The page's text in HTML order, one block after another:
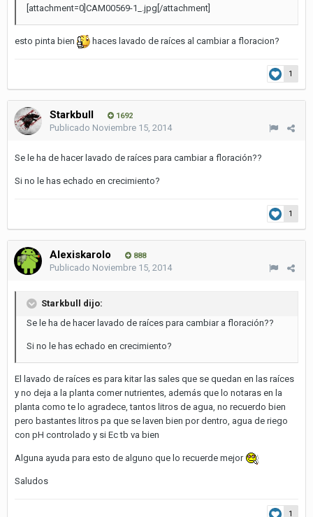
[attachment=0]CAM00569-1_.jpg[/attachment]
esto pinta bien haces lavado de raíces al cambiar a floracion?
1
Starkbull 1692
Publicado Noviembre 15, 2014
Se le ha de hacer lavado de raíces para cambiar a floración??
Si no le has echado en crecimiento?
1
Alexiskarolo 888
Publicado Noviembre 15, 2014
Starkbull dijo:
Se le ha de hacer lavado de raíces para cambiar a floración??
Si no le has echado en crecimiento?
El lavado de raíces es para kitar las sales que se quedan en las raíces
y no deja a la planta comer nutrientes, además que lo notaras en la
planta como te lo agradece, tantos litros de agua, no recuerdo bien
pero bastantes litros pa que se laven bien por dentro, agua de riego
con pH controlado y si Ec tb va bien
Alguna ayuda para esto de alguno que lo recuerde mejor
Saludos
1